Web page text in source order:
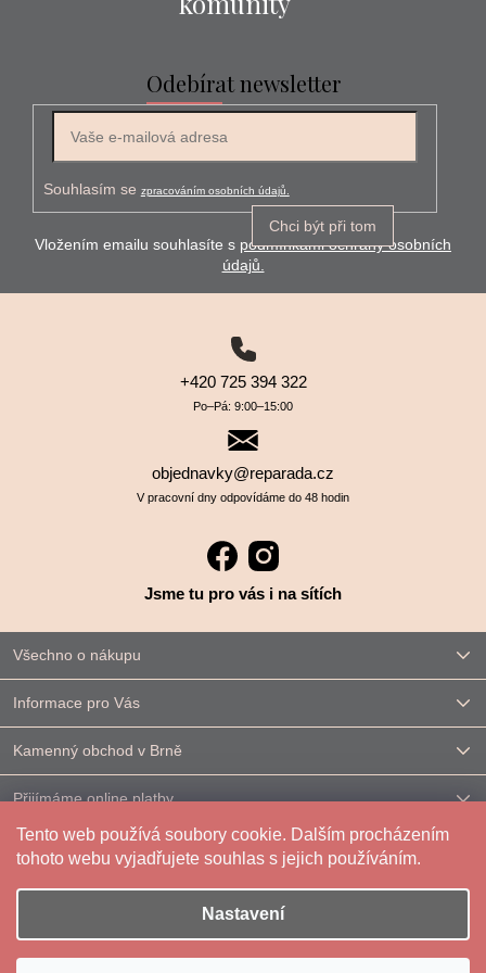
Tento web používá soubory cookie. Dalším procházením
tohoto webu vyjadřujete souhlas s jejich používáním.
Nastavení
Odebírat newsletter
Souhlasím se zpracováním osobních údajů.
Chci být při tom
Vložením emailu souhlasíte s podmínkami ochrany osobních
údajů.
+420 725 394 322
Po–⁠⁠⁠⁠⁠⁠Pá: 9:00–⁠⁠⁠⁠⁠⁠15:00
objednavky@reparada.cz
V pracovní dny odpovídáme do 48 hodin
Jsme tu pro vás i na sítích
Všechno o nákupu
Informace pro Vás
Kamenný obchod v Brně
Přijímáme online platby
Kontakt
Vytvořil Shoptet|Upravilo